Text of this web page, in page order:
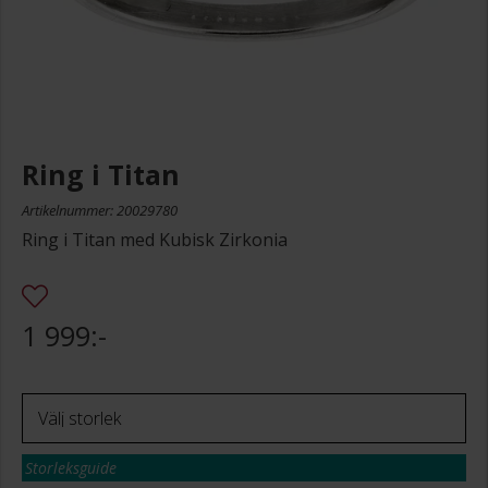
Ring i Titan
Artikelnummer: 20029780
Ring i Titan med Kubisk Zirkonia
1 999:-
Storleksguide